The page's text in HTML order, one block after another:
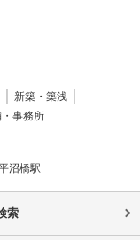
新築・築浅
・事務所
沼橋駅
索